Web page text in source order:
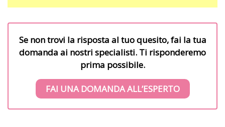
Se non trovi la risposta al tuo quesito, fai la tua
domanda ai nostri specialisti. Ti risponderemo
prima possibile.
FAI UNA DOMANDA ALL’ESPERTO